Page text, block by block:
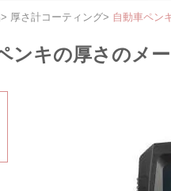
> 厚さ計コーティング> 自動車ペン
ンキの厚さのメ